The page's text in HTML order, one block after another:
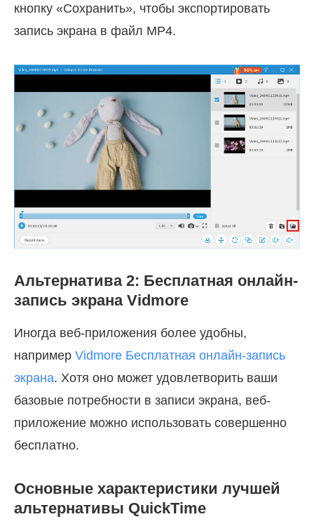
кнопку «Сохранить», чтобы экспортировать
запись экрана в файл MP4.
Альтернатива 2: Бесплатная онлайн-
запись экрана Vidmore
Иногда веб-приложения более удобны,
например Vidmore Бесплатная онлайн-запись
экрана. Хотя оно может удовлетворить ваши
базовые потребности в записи экрана, веб-
приложение можно использовать совершенно
бесплатно.
Основные характеристики лучшей
альтернативы QuickTime